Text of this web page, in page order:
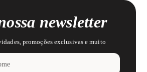
newsletter
promoções exclusivas e muito